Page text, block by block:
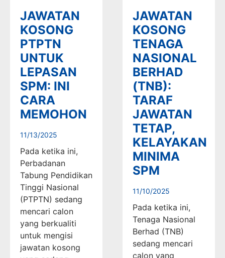
JAWATAN
KOSONG
PTPTN
UNTUK
LEPASAN
SPM: INI
CARA
MEMOHON
11/13/2025
Pada ketika ini,
Perbadanan
Tabung Pendidikan
Tinggi Nasional
(PTPTN) sedang
mencari calon
yang berkualiti
untuk mengisi
jawatan kosong
JAWATAN
KOSONG
TENAGA
NASIONAL
BERHAD
(TNB):
TARAF
JAWATAN
TETAP,
KELAYAKAN
MINIMA
SPM
11/10/2025
Pada ketika ini,
Tenaga Nasional
Berhad (TNB)
sedang mencari
calon yang